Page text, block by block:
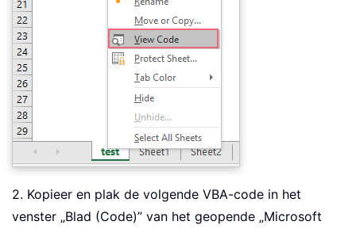
2. Kopieer en plak de volgende VBA-code in het
venster „Blad (Code)” van het geopende „Microsoft